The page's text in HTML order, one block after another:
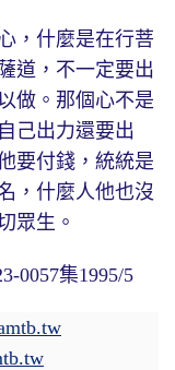
什麼是在行菩
道，不一定要出
做。那個心不是
己出力還要出
要付錢，統統是
，什麼人他也沒
眾生。
集1995/5